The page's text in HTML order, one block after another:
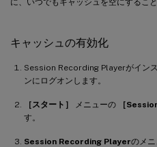
キャッシュの有効化
Session Recording Playerがイン
ンにログオンします。
［スタート］ メニューの ［
す。
Session Recording Playerのメニ